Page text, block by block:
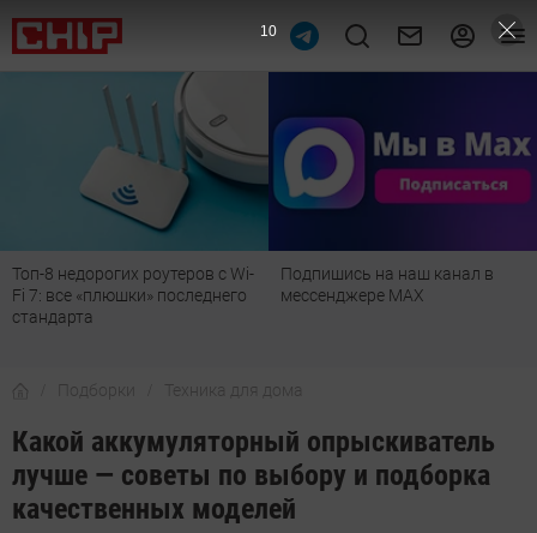
Подпишись на наш канал в
мессенджере МАХ
Рейтинг телевизоров 2026:
лучшие модели для гостиной,
Подборки Техника для дома
Какой аккумуляторный опрыскиватель
лучше — советы по выбору и подборка
качественных моделей
9